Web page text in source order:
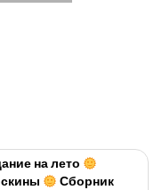
на лето
Сборник